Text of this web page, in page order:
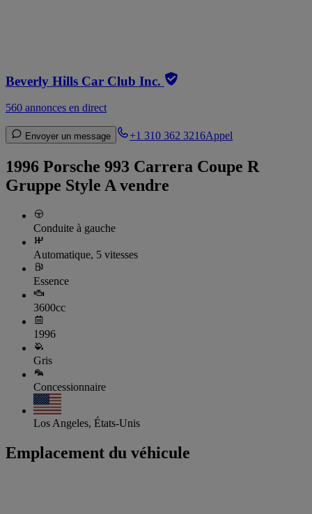
Beverly Hills Car Club Inc.
560 annonces en direct
Envoyer un message +1 310 362 3216Appel
1996 Porsche 993 Carrera Coupe R
Gruppe Style A vendre
Conduite à gauche
Automatique, 5 vitesses
Essence
3600cc
1996
Gris
Concessionnaire
Los Angeles, États-Unis
Emplacement du véhicule